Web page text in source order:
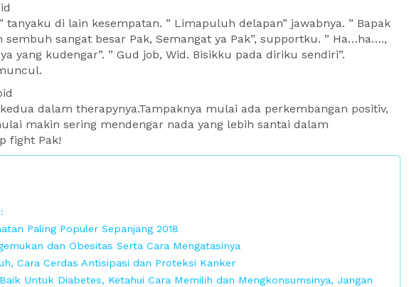
tanyaku di lain kesempatan. ” Limapuluh delapan” jawabnya. ” Bapak
sangat besar Pak, Semangat ya Pak”, supportku. ” Ha…ha….,
yang kudengar”. ” Gud job, Wid. Bisikku pada diriku sendiri”.
dalam therapynya.Tampaknya mulai ada perkembangan positiv,
makin sering mendengar nada yang lebih santai dalam
fight Pak!
Paling Populer Sepanjang 2018
dan Obesitas Serta Cara Mengatasinya
Cara Cerdas Antisipasi dan Proteksi Kanker
Untuk Diabetes, Ketahui Cara Memilih dan Mengkonsumsinya, Jangan